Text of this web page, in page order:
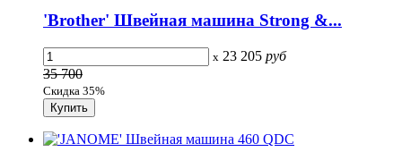
'Brother' Швейная машина Strong &...
x 23 205 руб
35 700
Скидка 35%